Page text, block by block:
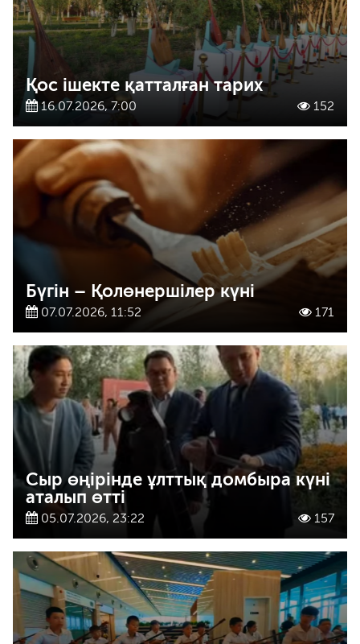
Қос ішекте қатталған тарих
16.07.2026, 7:00 152
Бүгін – Қолөнершілер күні
07.07.2026, 11:52 171
Сыр өңірінде ұлттық домбыра күні
аталып өтті
05.07.2026, 23:22 157